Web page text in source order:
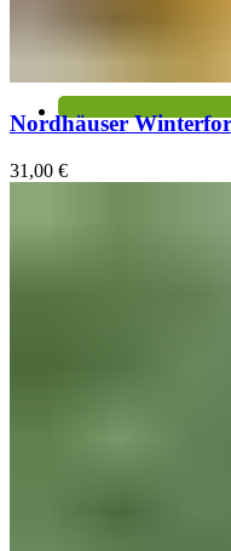
Nordhäuser
31,00 €